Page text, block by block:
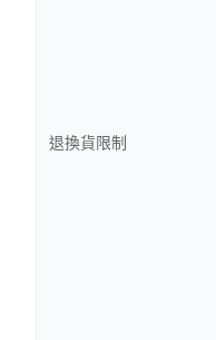
退換貨限制